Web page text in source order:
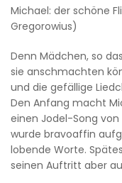
Michael: der schöne
Gregorowius)
Denn Mädchen, so
sie anschmachten
und die gefällige
Den Anfang macht
einen Jodel-Song
wurde bravoaffin
lobende Worte.
seinen Auftritt aber